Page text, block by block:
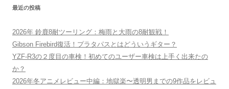
最近の投稿
2026年 鈴鹿8耐ツーリング：梅雨と大雨の8耐観戦！
Gibson Firebird復活！プラタパスとはどういうギター？
YZF-R3の２度目の車検！初めてのユーザー車検は上手く出来たの
か？
2026年冬アニメレビュー中編：地獄楽〜透明男までの9作品をレビュ